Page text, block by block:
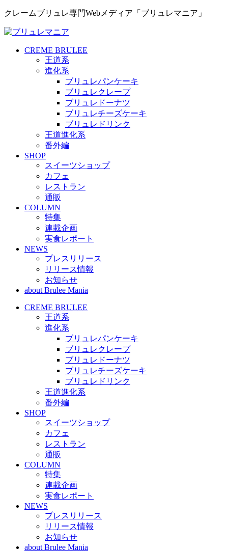
クレームブリュレ専門Webメディア「ブリュレマニア」
CREME BRULEE
王道系
進化系
ブリュレパンケーキ
ブリュレクレープ
ブリュレドーナツ
ブリュレチーズケーキ
ブリュレドリンク
王道進化系
番外編
SHOP
スイーツショップ
カフェ
レストラン
通販
COLUMN
特集
連載企画
実食レポート
NEWS
プレスリリース
リリース情報
お知らせ
about Brulee Mania
CREME BRULEE
王道系
進化系
ブリュレパンケーキ
ブリュレクレープ
ブリュレドーナツ
ブリュレチーズケーキ
ブリュレドリンク
王道進化系
番外編
SHOP
スイーツショップ
カフェ
レストラン
通販
COLUMN
特集
連載企画
実食レポート
NEWS
プレスリリース
リリース情報
お知らせ
about Brulee Mania